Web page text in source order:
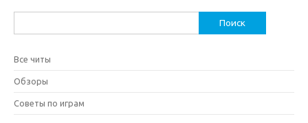
Все читы
Обзоры
Советы по играм